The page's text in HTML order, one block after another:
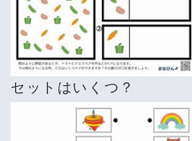
セットはいくつ？